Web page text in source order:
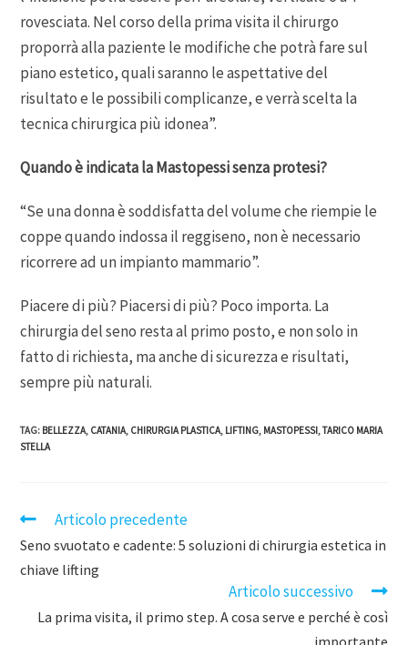
rovesciata. Nel corso della prima visita il chirurgo
proporrà alla paziente le modifiche che potrà fare sul
piano estetico, quali saranno le aspettative del
risultato e le possibili complicanze, e verrà scelta la
tecnica chirurgica più idonea”.
Quando è indicata la Mastopessi senza protesi?
“Se una donna è soddisfatta del volume che riempie le
coppe quando indossa il reggiseno, non è necessario
ricorrere ad un impianto mammario”.
Piacere di più? Piacersi di più? Poco importa. La
chirurgia del seno resta al primo posto, e non solo in
fatto di richiesta, ma anche di sicurezza e risultati,
sempre più naturali.
TAG: BELLEZZA, CATANIA, CHIRURGIA PLASTICA, LIFTING, MASTOPESSI, TARICO MARIA
STELLA
Articolo precedente
Seno svuotato e cadente: 5 soluzioni di chirurgia estetica in
chiave lifting
Articolo successivo
La prima visita, il primo step. A cosa serve e perché è così
importante